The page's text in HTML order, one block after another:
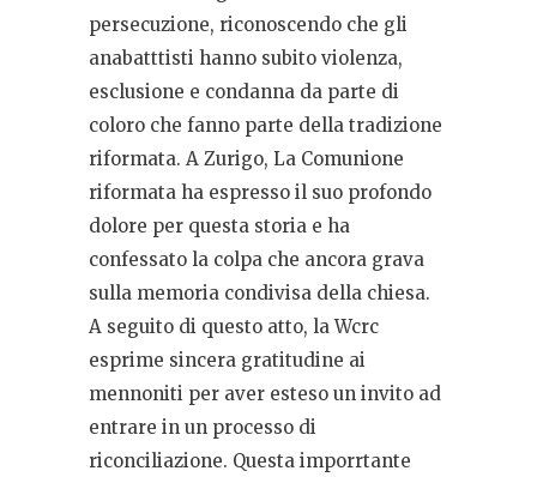
persecuzione, riconoscendo che gli
anabatttisti hanno subito violenza,
esclusione e condanna da parte di
coloro che fanno parte della tradizione
riformata. A Zurigo, La Comunione
riformata ha espresso il suo profondo
dolore per questa storia e ha
confessato la colpa che ancora grava
sulla memoria condivisa della chiesa.
A seguito di questo atto, la Wcrc
esprime sincera gratitudine ai
mennoniti per aver esteso un invito ad
entrare in un processo di
riconciliazione. Questa imporrtante